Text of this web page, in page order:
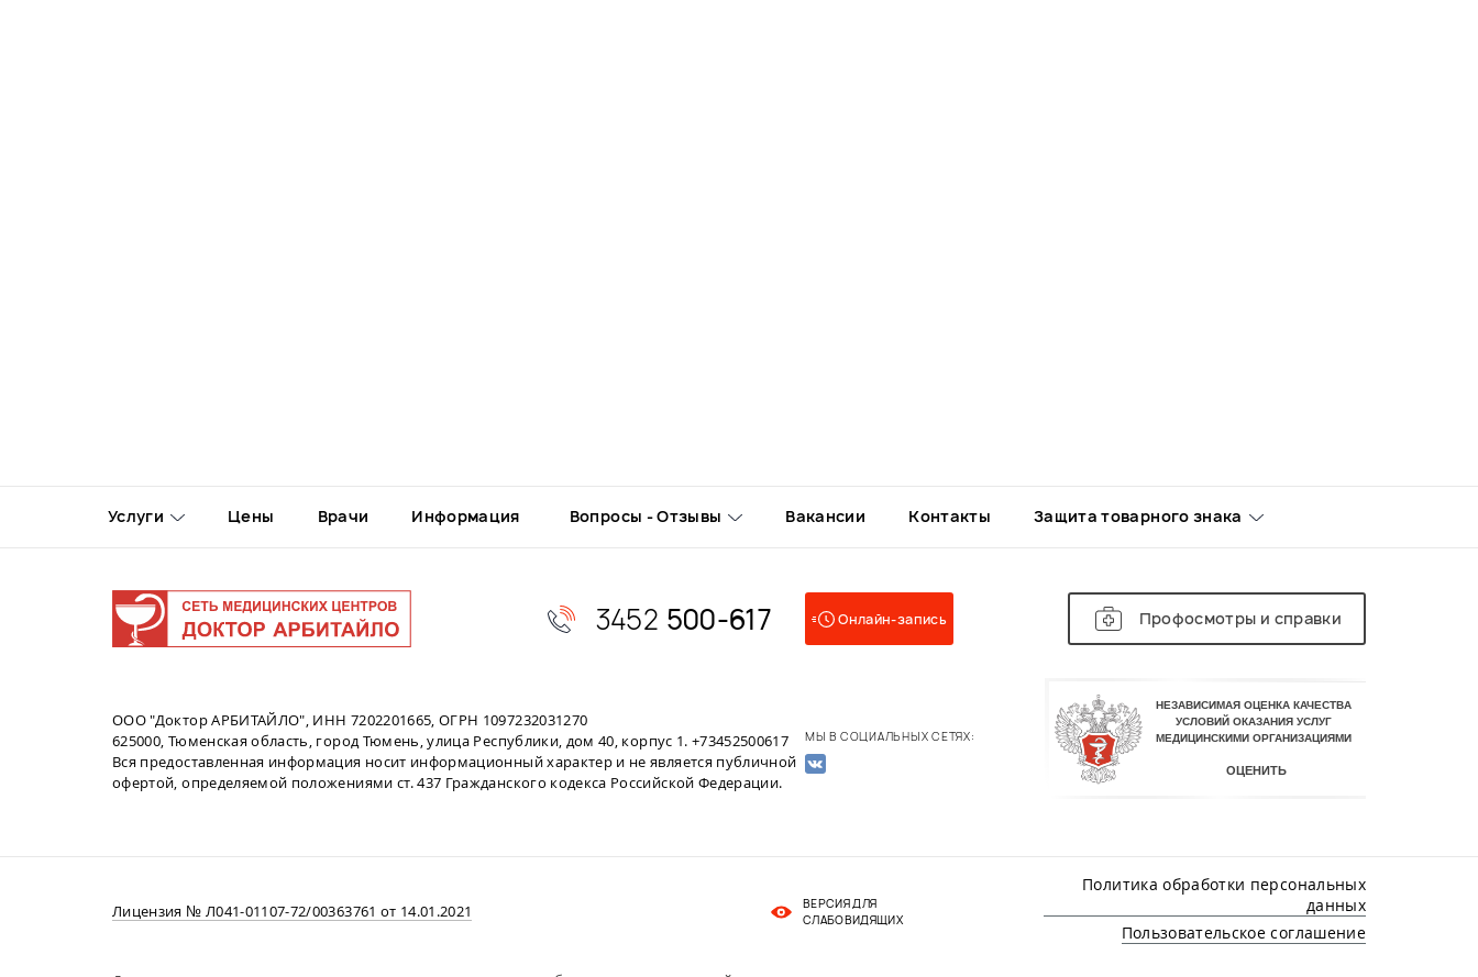
Услуги Цены Врачи Информация Вопросы - Отзывы Вакансии Контакты Защита товарного знака
3452 500-617 Онлайн-запись Профосмотры и справки
ООО "Доктор АРБИТАЙЛО", ИНН 7202201665, ОГРН 1097232031270
625000, Тюменская область, город Тюмень, улица Республики, дом 40, корпус 1. +73452500617
Вся предоставленная информация носит информационный характер и не является публичной
офертой, определяемой положениями ст. 437 Гражданского кодекса Российской Федерации.
МЫ В СОЦИАЛЬНЫХ СЕТЯХ:
Лицензия № Л041-01107-72/00363761 от 14.01.2021
ВЕРСИЯ ДЛЯ
СЛАБОВИДЯЩИХ
Политика обработки персональных
данных
Пользовательское соглашение